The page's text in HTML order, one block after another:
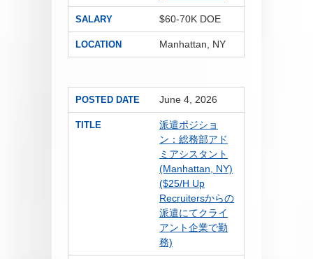
SALARY $60-70K DOE
LOCATION Manhattan, NY
POSTED DATE June 4, 2026
TITLE
派遣ポジショ
ン：総務部アド
ミアシスタント
(Manhattan, NY)
($25/H Up
Recruitersからの
派遣にてクライ
アント企業で勤
務)